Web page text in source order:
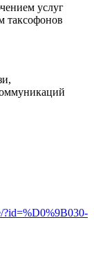
услуг
таксофонов
?id=%D0%9B030-